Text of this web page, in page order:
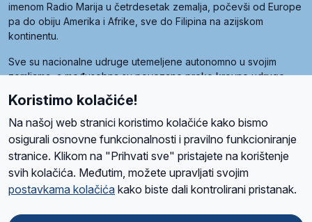
imenom Radio Marija u četrdesetak zemalja, počevši od Europe
pa do obiju Amerika i Afrike, sve do Filipina na azijskom
kontinentu.
Sve su nacionalne udruge utemeljene autonomno u svojim
zemljama, a međusobna su povezane preko krovne udruge
Radio Maria). Svjetsku obitelj utemeljilo je sedam članica, među
kojima je i hrvatska Udruga Radio Marija.
O namaRadio ProgramVolonteriPrijateljiKontaktPravila privatnosti
Ova stranica je zaštićena Google reCAPTCHA sustavom
Koristimo kolačiće!
Na našoj web stranici koristimo kolačiće kako bismo
osigurali osnovne funkcionalnosti i pravilno funkcioniranje
stranice. Klikom na "Prihvati sve" pristajete na korištenje
svih kolačića. Međutim, možete upravljati svojim
postavkama kolačića kako biste dali kontrolirani pristanak.